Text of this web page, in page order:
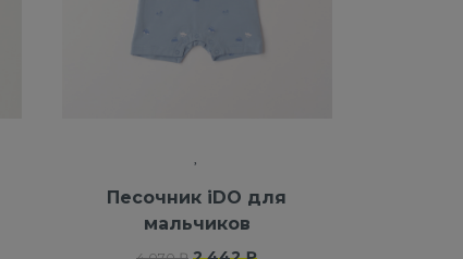
Песочник iDO для
мальчиков